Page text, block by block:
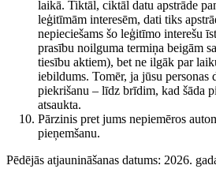
laikā. Tiktāl, ciktāl datu apstrāde
leģitīmām interesēm, dati tiks
nepieciešams šo leģitīmo interešu
prasību noilguma termiņa beigām
tiesību aktiem), bet ne ilgāk par
iebildums. Tomēr, ja jūsu personas
piekrišanu – līdz brīdim, kad šāda
atsaukta.
Pārzinis pret jums nepiemēros
pieņemšanu.
Pēdējās atjaunināšanas datums: 2026.